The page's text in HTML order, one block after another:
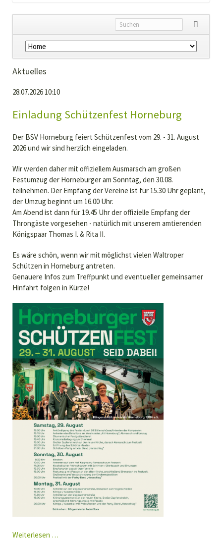
Navigation
überspringen
Aktuelles
28.07.2026 10:10
Einladung Schützenfest Horneburg
Der BSV Horneburg feiert Schützenfest vom 29. - 31. August
2026 und wir sind herzlich eingeladen.
Wir werden daher mit offiziellem Ausmarsch am großen
Festumzug der Horneburger am Sonntag, den 30.08.
teilnehmen. Der Empfang der Vereine ist für 15.30 Uhr geplant,
der Umzug beginnt um 16.00 Uhr.
Am Abend ist dann für 19.45 Uhr der offizielle Empfang der
Throngäste vorgesehen - natürlich mit unserem amtierenden
Königspaar Thomas I. & Rita II.
Es wäre schön, wenn wir mit möglichst vielen Waltroper
Schützen in Horneburg antreten.
Genauere Infos zum Treffpunkt und eventueller gemeinsamer
Hinfahrt folgen in Kürze!
Weiterlesen …